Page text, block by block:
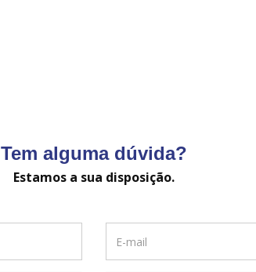
Tem alguma dúvida?
Estamos a sua disposição.